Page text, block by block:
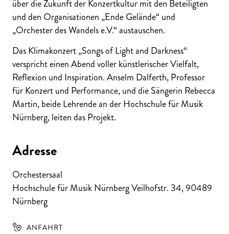
über die Zukunft der Konzertkultur mit den Beteiligten
und den Organisationen „Ende Gelände“ und
„Orchester des Wandels e.V.“ austauschen.
Das Klimakonzert „Songs of Light and Darkness“
verspricht einen Abend voller künstlerischer Vielfalt,
Reflexion und Inspiration. Anselm Dalferth, Professor
für Konzert und Performance, und die Sängerin Rebecca
Martin, beide Lehrende an der Hochschule für Musik
Nürnberg, leiten das Projekt.
Adresse
Orchestersaal
Hochschule für Musik Nürnberg Veilhofstr. 34,90489
Nürnberg
ANFAHRT